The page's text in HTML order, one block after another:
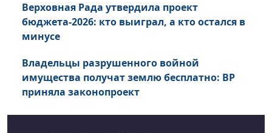
Верховная Рада утвердила проект
бюджета-2026: кто выиграл, а кто остался в
минусе
Владельцы разрушенного войной
имущества получат землю бесплатно: ВР
приняла законопроект